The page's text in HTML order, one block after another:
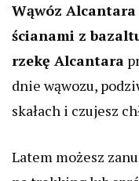
Wąwóz
ścianami z
rzekę Alcantara
dnie wąwozu,
skałach i czujesz
Latem możesz